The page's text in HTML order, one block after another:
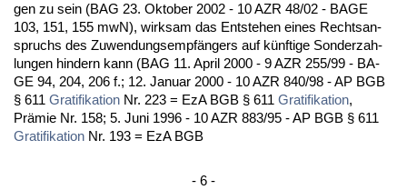
gen zu sein (BAG 23. Ok­to­ber 2002 - 10 AZR 48/02 - BA­GE
103, 151, 155 mwN), wirk­sam das Ent­ste­hen ei­nes Rechts­an­
spruchs des Zu­wen­dungs­empfängers auf künf­ti­ge Son­der­zah­
lun­gen hin­dern kann (BAG 11. April 2000 - 9 AZR 255/99 - BA­
GE 94, 204, 206 f.; 12. Ja­nu­ar 2000 - 10 AZR 840/98 - AP BGB
§ 611 Gra­ti­fi­ka­ti­on Nr. 223 = EzA BGB § 611 Gra­ti­fi­ka­ti­on,
Prämie Nr. 158; 5. Ju­ni 1996 - 10 AZR 883/95 - AP BGB § 611
Gra­ti­fi­ka­ti­on Nr. 193 = EzA BGB
- 6 -